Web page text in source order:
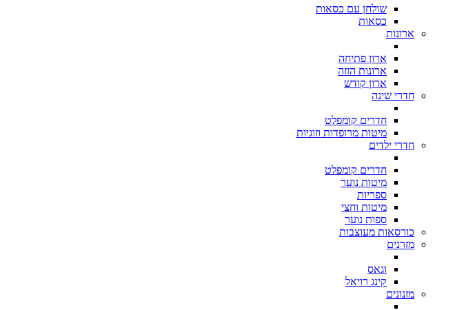
שולחן עם כסאות
כסאות
ארונות
ארון פתיחה
ארונות הזזה
ארון קודש
חדרי שינה
חדרים קומפלט
מיטות מרופדות וזוגיות
חדרי ילדים
חדרים קומפלט
מיטות נוער
ספריות
מיטות וחצי
ספות נוער
כורסאות מעוצבות
מזרנים
וגאס
קינג רויאל
מזנונים